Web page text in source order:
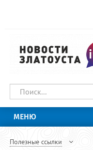
МЕНЮ
Полезные ссылки